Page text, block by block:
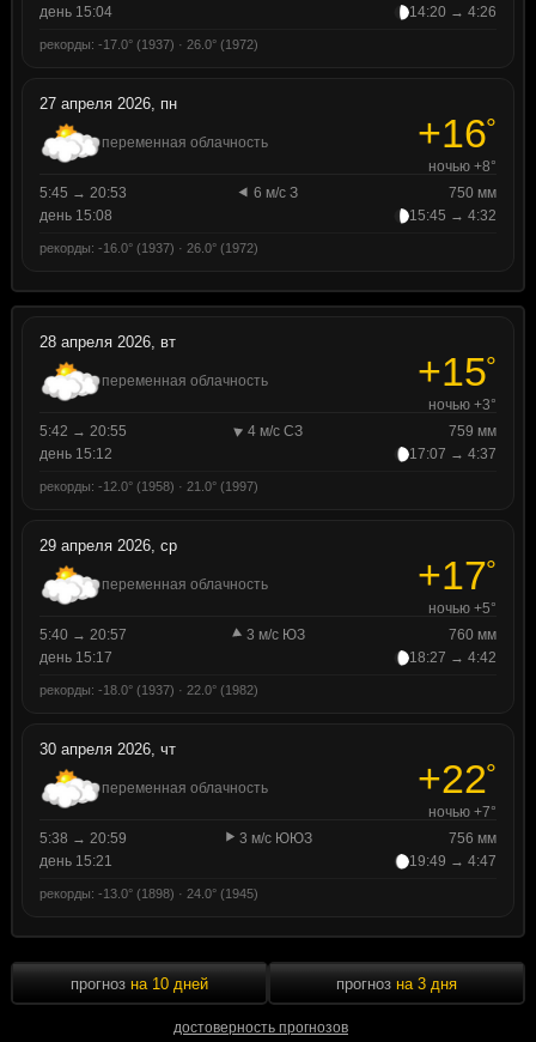
день 15:04
14:20 → 4:26
рекорды: -17.0° (1937) · 26.0° (1972)
27 апреля 2026, пн
переменная облачность +16°
ночью +8°
5:45 → 20:53
6 м/с З
750 мм
день 15:08
15:45 → 4:32
рекорды: -16.0° (1937) · 26.0° (1972)
28 апреля 2026, вт
переменная облачность +15°
ночью +3°
5:42 → 20:55
4 м/с СЗ
759 мм
день 15:12
17:07 → 4:37
рекорды: -12.0° (1958) · 21.0° (1997)
29 апреля 2026, ср
переменная облачность +17°
ночью +5°
5:40 → 20:57
3 м/с ЮЗ
760 мм
день 15:17
18:27 → 4:42
рекорды: -18.0° (1937) · 22.0° (1982)
30 апреля 2026, чт
переменная облачность +22°
ночью +7°
5:38 → 20:59
3 м/с ЮЮЗ
756 мм
день 15:21
19:49 → 4:47
рекорды: -13.0° (1898) · 24.0° (1945)
прогноз на 10 дней
достоверность прогнозов
прогноз на 3 дня